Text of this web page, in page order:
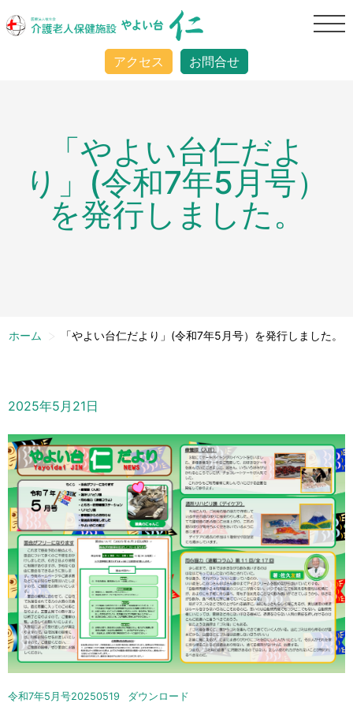
アクセス お問合せ
「やよい台仁だよ
り」(令和7年5月号）
を発行しました。
ホーム > 「やよい台仁だより」(令和7年5月号）を発行しました。
2025年5月21日
令和7年5月号20250519 ダウンロード